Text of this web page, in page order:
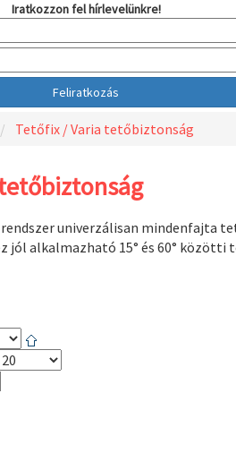
Iratkozzon fel hírlevelünkre!
Tetőfix / Varia tetőbiztonság
univerzálisan mindenfajta
jól alkalmazható 15° és 60° közötti